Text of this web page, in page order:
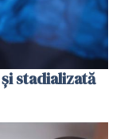
stadializată